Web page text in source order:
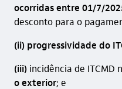
ocorridas entre 01/7/
desconto para o
(ii) progressividade do
(iii) incidência de ITCMD
o exterior; e